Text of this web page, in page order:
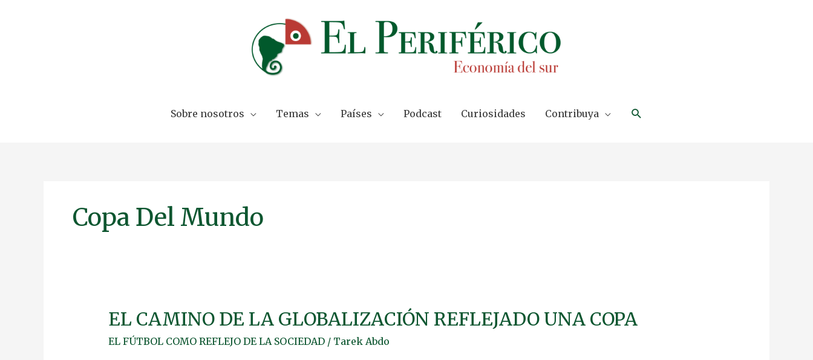
Sobre nosotros Temas Países Podcast Curiosidades Contribuya Search
Copa Del Mundo
EL CAMINO DE LA GLOBALIZACIÓN REFLEJADO UNA COPA
EL FÚTBOL COMO REFLEJO DE LA SOCIEDAD/ Tarek Abdo
EL
CAMINO
DE